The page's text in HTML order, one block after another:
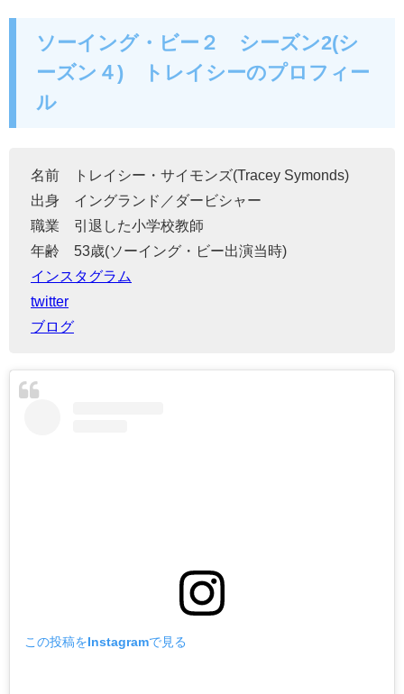
ソーイング・ビー２ シーズン2(シ
ーズン４) トレイシーのプロフィー
ル
名前 トレイシー・サイモンズ(Tracey Symonds)
出身 イングランド／ダービシャー
職業 引退した小学校教師
年齢 53歳(ソーイング・ビー出演当時)
インスタグラム
twitter
ブログ
この投稿をInstagramで見る